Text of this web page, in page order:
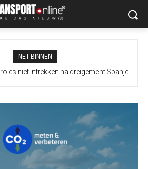
NET BINNEN
niet intrekken na dreigement Spanje
moeten vrachtverkeer Merwedebrug